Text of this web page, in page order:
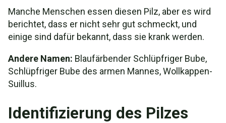
Manche Menschen essen diesen Pilz, aber es wird
berichtet, dass er nicht sehr gut schmeckt, und
einige sind dafür bekannt, dass sie krank werden.
Andere Namen: Blaufärbender Schlüpfriger Bube,
Schlüpfriger Bube des armen Mannes, Wollkappen-
Suillus.
Identifizierung des Pilzes